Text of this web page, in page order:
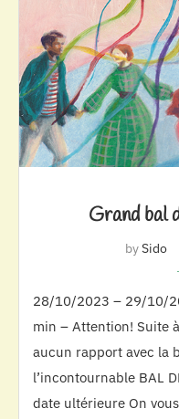
Grand bal
bySido
28/10/2023 – 29/10/
min – Attention! Suite
aucun rapport avec la
l’incontournable BAL
date ultérieure On